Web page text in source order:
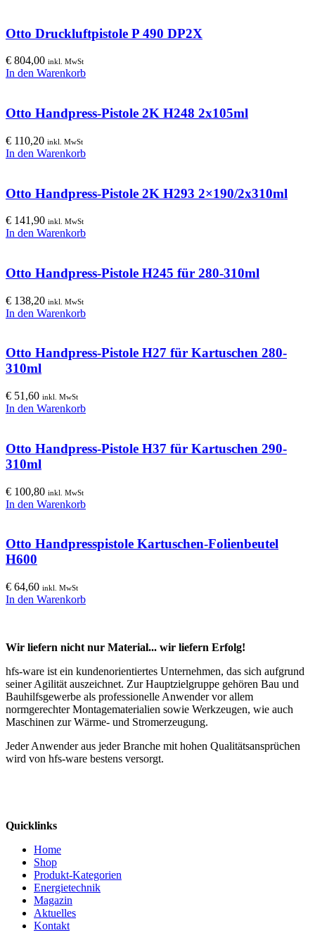
Otto Druckluftpistole P 490 DP2X
€ 804,00 inkl. MwSt
In den Warenkorb
Otto Handpress-Pistole 2K H248 2x105ml
€ 110,20 inkl. MwSt
In den Warenkorb
Otto Handpress-Pistole 2K H293 2×190/2x310ml
€ 141,90 inkl. MwSt
In den Warenkorb
Otto Handpress-Pistole H245 für 280-310ml
€ 138,20 inkl. MwSt
In den Warenkorb
Otto Handpress-Pistole H27 für Kartuschen 280-
310ml
€ 51,60 inkl. MwSt
In den Warenkorb
Otto Handpress-Pistole H37 für Kartuschen 290-
310ml
€ 100,80 inkl. MwSt
In den Warenkorb
Otto Handpresspistole Kartuschen-Folienbeutel
H600
€ 64,60 inkl. MwSt
In den Warenkorb
Wir liefern nicht nur Material... wir liefern Erfolg!
hfs-ware ist ein kundenorientiertes Unternehmen, das sich aufgrund
seiner Agilität auszeichnet. Zur Hauptzielgruppe gehören Bau und
Bauhilfsgewerbe als professionelle Anwender vor allem
normgerechter Montagematerialien sowie Werkzeugen, wie auch
Maschinen zur Wärme- und Stromerzeugung.
Jeder Anwender aus jeder Branche mit hohen Qualitätsansprüchen
wird von hfs-ware bestens versorgt.
Quicklinks
Home
Shop
Produkt-Kategorien
Energietechnik
Magazin
Aktuelles
Kontakt